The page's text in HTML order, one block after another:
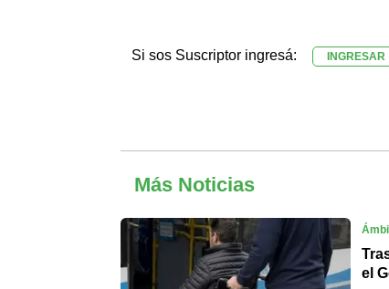
Si sos Suscriptor ingresá: INGRESAR
Más Noticias
el